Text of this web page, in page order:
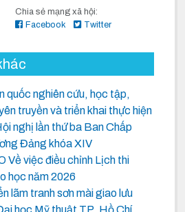
Chia sẻ mạng xã hội:
Facebook
Twitter
quốc nghiên cứu, học tập,
truyền và triển khai thực hiện
nghị lần thứ ba Ban Chấp
Đảng khóa XIV
Về việc điều chỉnh Lịch thi
học năm 2026
lãm tranh sơn mài giao lưu
học Mỹ thuật TP. Hồ Chí